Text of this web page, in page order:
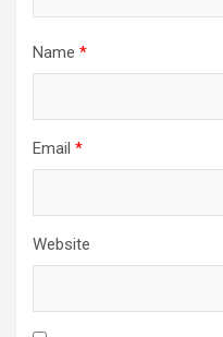
Name *
Email *
Website